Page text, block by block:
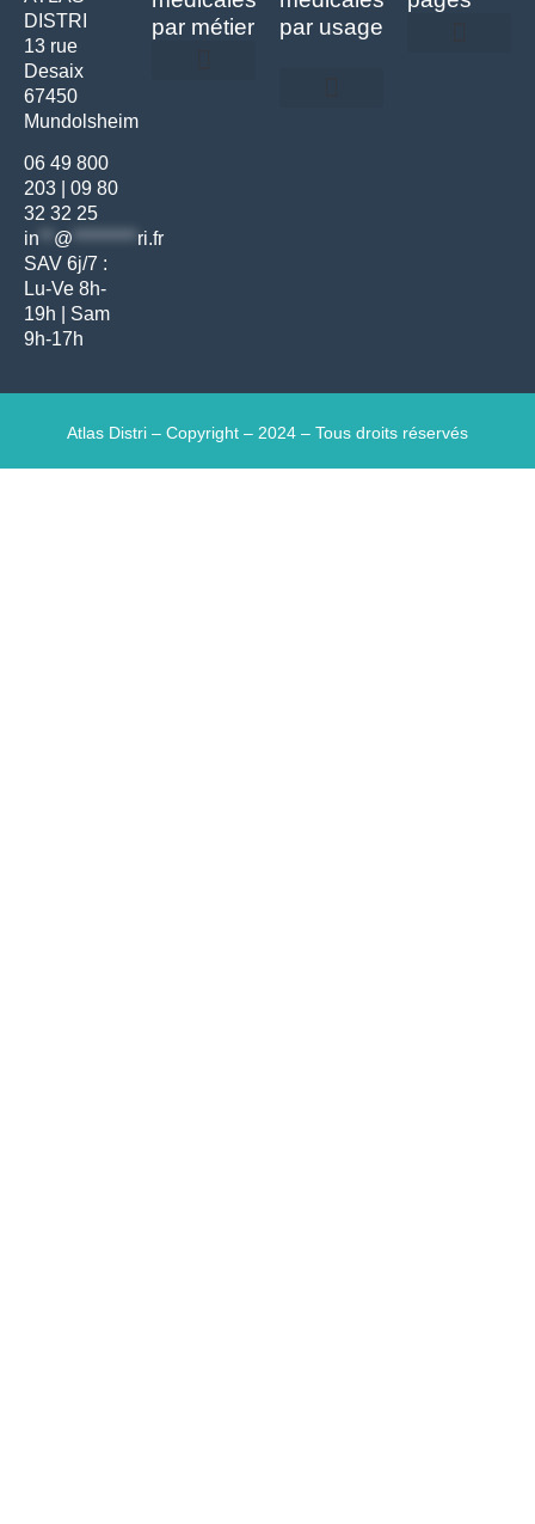
DISTRI
13 rue
Desaix
67450
Mundolsheim
06 49 800
203
09 80
32 32 25
in
@ ********* ri.fr
SAV 6j/7 :
Lu-Ve 8h-
19h | Sam
9h-17h
par métier
par usage
Atlas Distri – Copyright – 2024 – Tous droits réservés